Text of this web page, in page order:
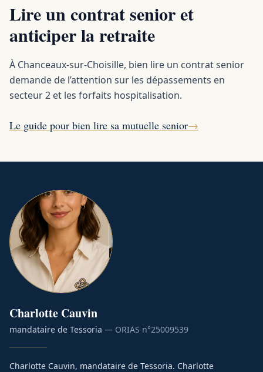
Lire un contrat senior et
anticiper la retraite
À Chanceaux-sur-Choisille, bien lire un contrat senior
demande de l’attention sur les dépassements en
secteur 2 et les forfaits hospitalisation.
Le guide pour bien lire sa mutuelle senior→
Charlotte Cauvin
mandataire de Tessoria — ORIAS n°25009539
Charlotte Cauvin, mandataire de Tessoria. Charlotte